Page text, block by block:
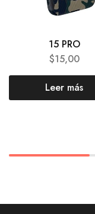
15 PRO
$15,00
Leer más